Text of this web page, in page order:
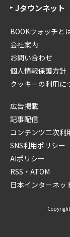
Jタウンネット
BOOKウォッチと
会社案内
お問い合わせ
個人情報保護方針
クッキーの利用に
広告掲載
記事配信
コンテンツ二次利
SNS利用ポリシー
AIポリシー
RSS・ATOM
日本インターネッ